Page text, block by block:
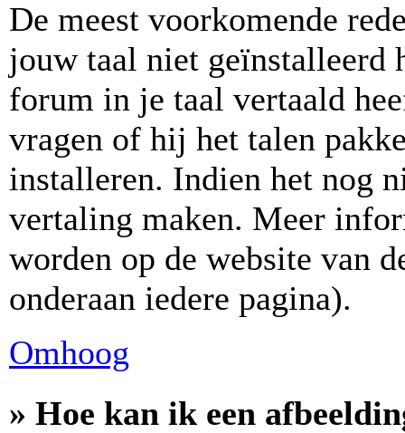
De meest voorkomende
jouw taal niet geïnstalleerd
forum in je taal vertaald
vragen of hij het talen
installeren. Indien het nog
vertaling maken. Meer
worden op de website van
onderaan iedere pagina).
Omhoog
» Hoe kan ik een